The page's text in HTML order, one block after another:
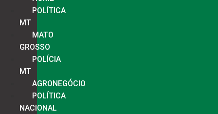
POLÍTICA
MT
MATO
GROSSO
POLÍCIA
MT
AGRONEGÓCIO
POLÍTICA
NACIONAL